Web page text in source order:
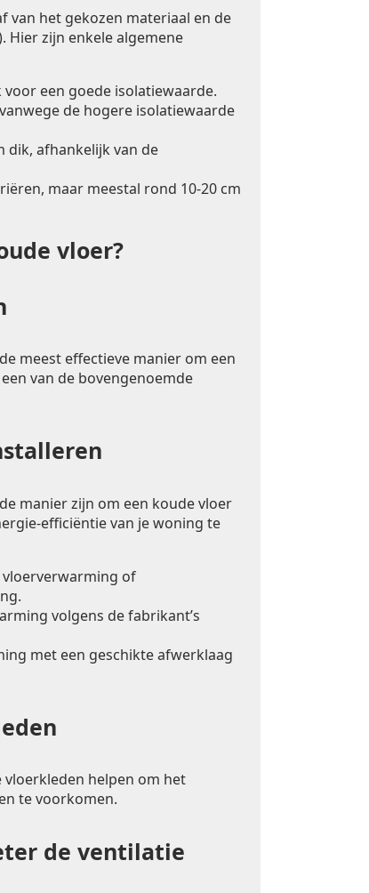
van het gekozen materiaal en de
Hier zijn enkele algemene
voor een goede isolatiewaarde.
de hogere isolatiewaarde
dik, afhankelijk van de
maar meestal rond 10-20 cm
vloer?
meest effectieve manier om een
van de bovengenoemde
manier zijn om een koude vloer
efficiëntie van je woning te
vloerverwarming of
volgens de fabrikant’s
met een geschikte afwerklaag
helpen om het
te voorkomen.
de ventilatie